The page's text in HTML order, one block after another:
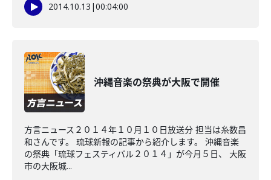
2014.10.13 |00:04:00
沖縄音楽の祭典が大阪で開催
方言ニュース２０１４年１０月１０日放送分 担当は糸数昌
和さんです。 琉球新報の記事から紹介します。 沖縄音楽
の祭典「琉球フェスティバル２０１４」が今月５日、 大阪
市の大阪城...